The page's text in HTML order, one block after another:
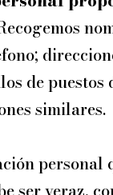
de puestos
similares.
personal